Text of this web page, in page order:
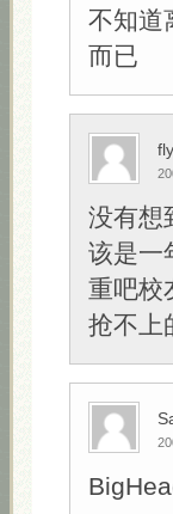
不知道
而已
没有想
该是一
重吧校
抢不上